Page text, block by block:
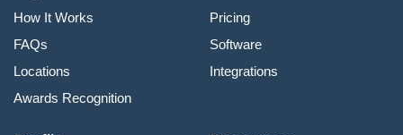
How It Works
FAQs
Locations
Awards Recognition
Pricing
Software
Integrations